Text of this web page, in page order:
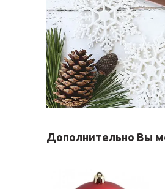
Дополнительно Вы